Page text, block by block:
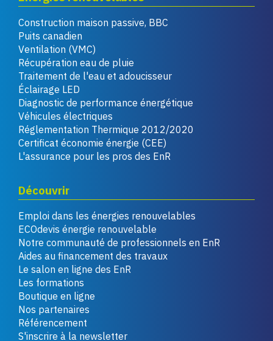
Construction maison passive, BBC
Puits canadien
Ventilation (VMC)
Récupération eau de pluie
Traitement de l'eau et adoucisseur
Éclairage LED
Diagnostic de performance énergétique
Véhicules électriques
Réglementation Thermique 2012/2020
Certificat économie énergie (CEE)
L'assurance pour les pros des EnR
Découvrir
Emploi dans les énergies renouvelables
ECOdevis énergie renouvelable
Notre communauté de professionnels en EnR
Aides au financement des travaux
Le salon en ligne des EnR
Les formations
Boutique en ligne
Nos partenaires
Référencement
S'inscrire à la newsletter